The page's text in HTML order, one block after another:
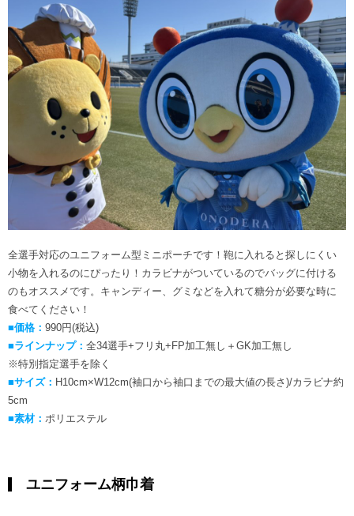
全選手対応のユニフォーム型ミニポーチです！鞄に入れると探しにくい
小物を入れるのにぴったり！カラビナがついているのでバッグに付ける
のもオススメです。キャンディー、グミなどを入れて糖分が必要な時に
食べてください！
■価格： 990円(税込)
■ラインナップ： 全34選手+フリ丸+FP加工無し＋GK加工無し
※特別指定選手を除く
■サイズ： H10cm×W12cm(袖口から袖口までの最大値の長さ)/カラビナ約
5cm
■素材： ポリエステル
ユニフォーム柄巾着